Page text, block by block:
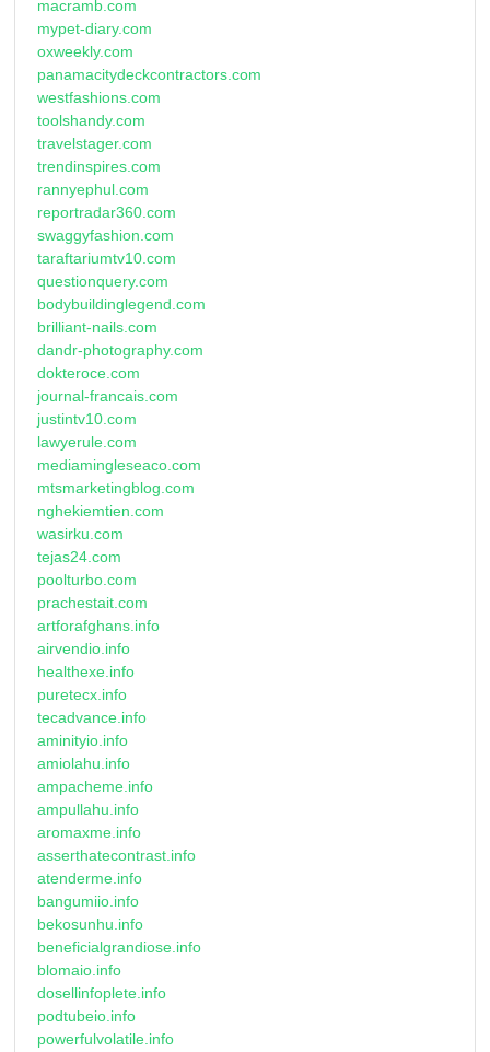
macramb.com
mypet-diary.com
oxweekly.com
panamacitydeckcontractors.com
westfashions.com
toolshandy.com
travelstager.com
trendinspires.com
rannyephul.com
reportradar360.com
swaggyfashion.com
taraftariumtv10.com
questionquery.com
bodybuildinglegend.com
brilliant-nails.com
dandr-photography.com
dokteroce.com
journal-francais.com
justintv10.com
lawyerule.com
mediamingleseaco.com
mtsmarketingblog.com
nghekiemtien.com
wasirku.com
tejas24.com
poolturbo.com
prachestait.com
artforafghans.info
airvendio.info
healthexe.info
puretecx.info
tecadvance.info
aminityio.info
amiolahu.info
ampacheme.info
ampullahu.info
aromaxme.info
asserthatecontrast.info
atenderme.info
bangumiio.info
bekosunhu.info
beneficialgrandiose.info
blomaio.info
dosellinfoplete.info
podtubeio.info
powerfulvolatile.info